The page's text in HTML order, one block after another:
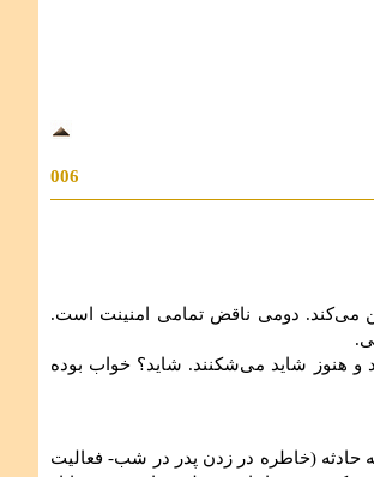
006
می‌کند. دومی ‌ناقض تمامی ‌امنینت است.
هنوز شاید می‌شکنند. شاید؟ خواب بوده
حادثه (خاطره در زدن پدر در شب- فعالیت